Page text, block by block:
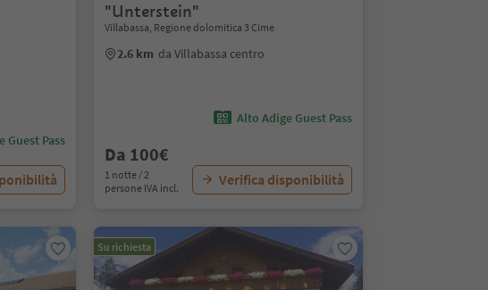
Guest Pass
"Unterstein"
Villabassa, Regione dolomitica 3 Cime
2.6 km da Villabassa centro
Alto Adige Guest Pass
Da 100€
1 notte / 2
persone IVA incl.
Verifica disponibilità
Su richiesta